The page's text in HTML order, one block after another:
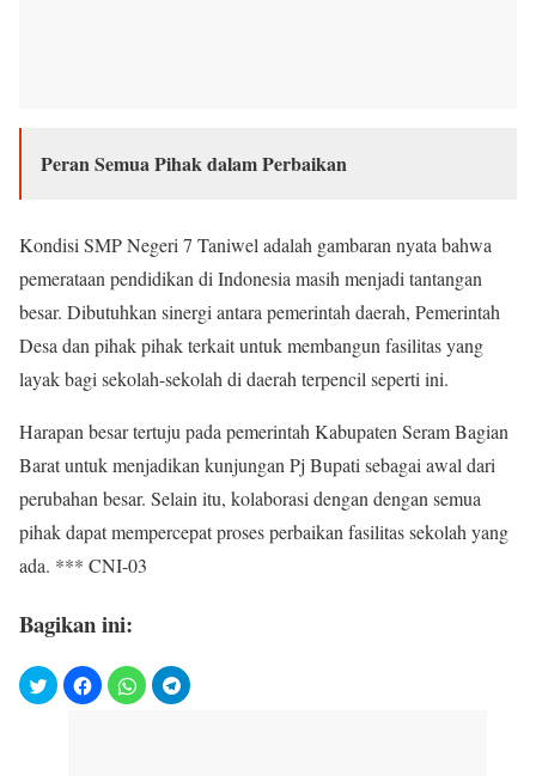
Peran Semua Pihak dalam Perbaikan
Kondisi SMP Negeri 7 Taniwel adalah gambaran nyata bahwa
pemerataan pendidikan di Indonesia masih menjadi tantangan
besar. Dibutuhkan sinergi antara pemerintah daerah, Pemerintah
Desa dan pihak pihak terkait untuk membangun fasilitas yang
layak bagi sekolah-sekolah di daerah terpencil seperti ini.
Harapan besar tertuju pada pemerintah Kabupaten Seram Bagian
Barat untuk menjadikan kunjungan Pj Bupati sebagai awal dari
perubahan besar. Selain itu, kolaborasi dengan dengan semua
pihak dapat mempercepat proses perbaikan fasilitas sekolah yang
ada. *** CNI-03
Bagikan ini: